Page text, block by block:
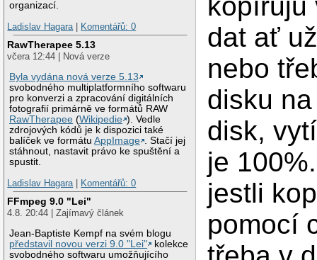
organizací.
Ladislav Hagara
Komentářů: 0
RawTherapee 5.13
včera 12:44 | Nová verze
Byla vydána nová verze 5.13
svobodného multiplatformního softwaru
pro konverzi a zpracování digitálních
fotografií primárně ve formátů RAW
RawTherapee (Wikipedie ). Vedle
zdrojových kódů je k dispozici také
balíček ve formátuAppImage . Stačí jej
stáhnout, nastavit právo ke spuštění a
spustit.
Ladislav Hagara
Komentářů: 0
FFmpeg 9.0 "Lei"
4.8. 20:44 | Zajímavý článek
Jean-Baptiste Kempf na svém blogu
představil novou verzi 9.0 "Lei"
kolekce
svobodného softwaru umožňujícího
kopíruju
dat ať
nebo
disku
disk,
je
jestli
pomocí